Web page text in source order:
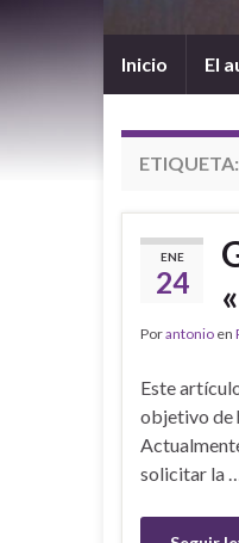
Inicio El
ETIQUETA:
ENE
24
Porantonio en
Este
objetivo de
solicitar la